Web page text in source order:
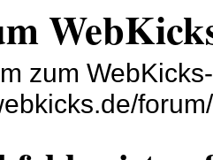
zum
forum/